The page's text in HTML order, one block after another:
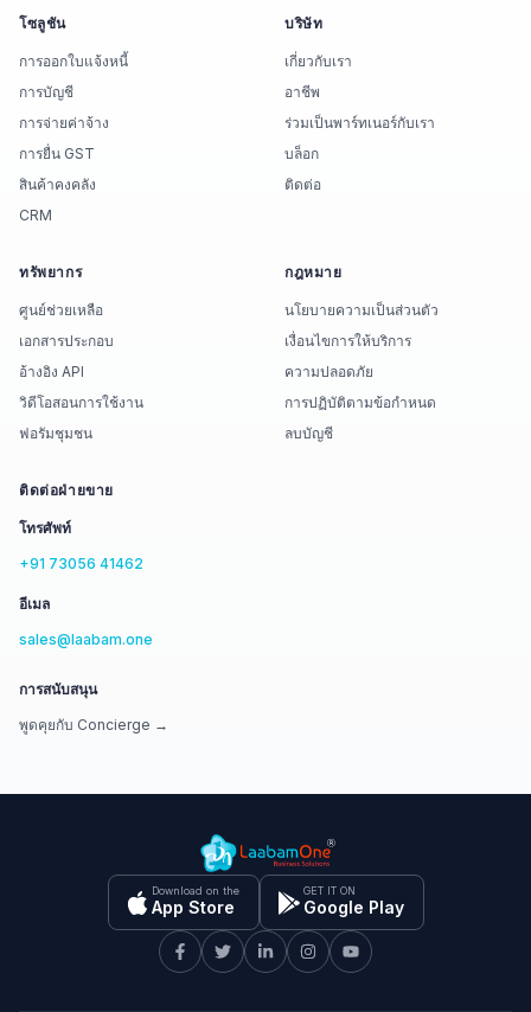
โซลูชัน
การออกใบแจ้งหนี้
การบัญชี
การจ่ายค่าจ้าง
การยื่น GST
สินค้าคงคลัง
CRM
บริษัท
เกี่ยวกับเรา
อาชีพ
ร่วมเป็นพาร์ทเนอร์กับเรา
บล็อก
ติดต่อ
ทรัพยากร
ศูนย์ช่วยเหลือ
เอกสารประกอบ
อ้างอิง API
วิดีโอสอนการใช้งาน
ฟอรัมชุมชน
กฎหมาย
นโยบายความเป็นส่วนตัว
เงื่อนไขการให้บริการ
ความปลอดภัย
การปฏิบัติตามข้อกำหนด
ลบบัญชี
ติดต่อฝ่ายขาย
โทรศัพท์
+91 73056 41462
อีเมล
sales@laabam.one
การสนับสนุน
พูดคุยกับ Concierge →
Download on the
App Store
GET IT ON
Google Play